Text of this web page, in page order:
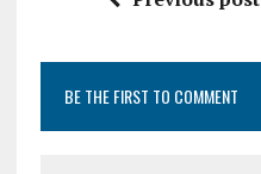
BE THE FIRST TO COMMENT